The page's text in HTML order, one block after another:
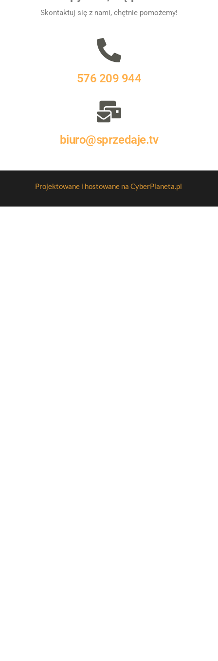
Skontaktuj się z nami, chętnie pomożemy!
576 209 944
biuro@sprzedaje.tv
Projektowane i hostowane na CyberPlaneta.pl